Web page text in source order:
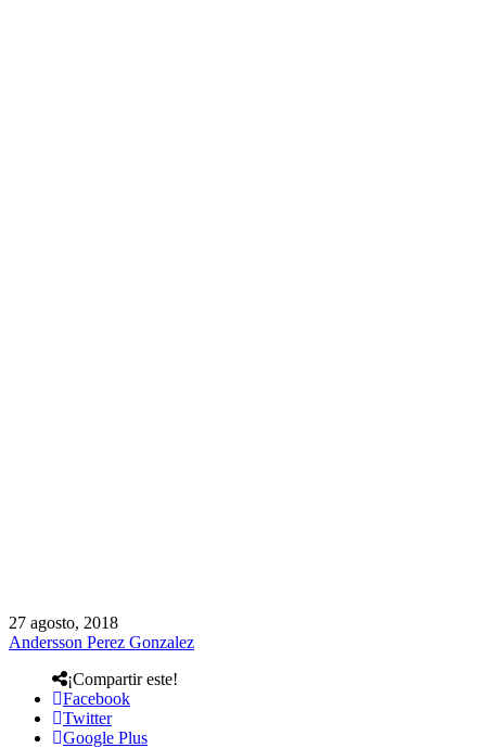
27 agosto, 2018
Andersson Perez Gonzalez
¡Compartir este!
Facebook
Twitter
Google Plus